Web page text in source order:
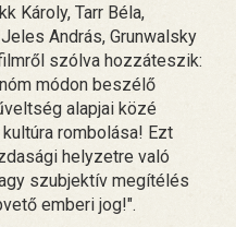
Károly, Tarr Béla,
András, Grunwalsky
szólva hozzáteszik:
módon beszélő
alapjai közé
rombolása! Ezt
helyzetre való
szubjektív megítélés
emberi jog!".